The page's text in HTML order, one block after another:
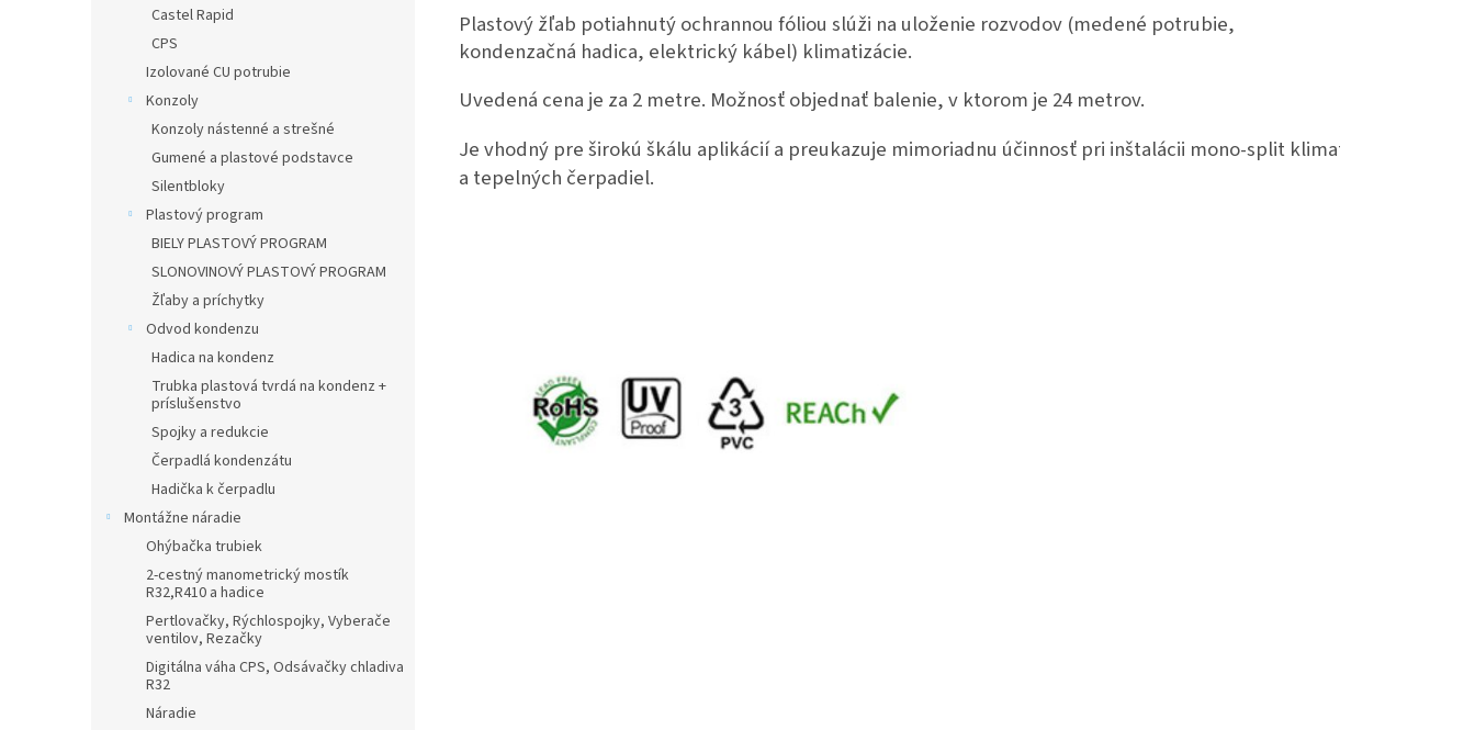
Castel Rapid
CPS
Izolované CU potrubie
Konzoly
Konzoly nástenné a strešné
Gumené a plastové podstavce
Silentbloky
Plastový program
BIELY PLASTOVÝ PROGRAM
SLONOVINOVÝ PLASTOVÝ PROGRAM
Žľaby a príchytky
Odvod kondenzu
Hadica na kondenz
Trubka plastová tvrdá na kondenz +
príslušenstvo
Spojky a redukcie
Čerpadlá kondenzátu
Hadička k čerpadlu
Montážne náradie
Ohýbačka trubiek
2-cestný manometrický mostík
R32,R410 a hadice
Pertlovačky, Rýchlospojky, Vyberače
ventilov, Rezačky
Digitálna váha CPS, Odsávačky chladiva
R32
Náradie
Plastový žľab potiahnutý ochrannou fóliou slúži na uloženie rozvodov (medené potrubie,
kondenzačná hadica, elektrický kábel) klimatizácie.
Uvedená cena je za 2 metre. Možnosť objednať balenie, v ktorom je 24 metrov.
Je vhodný pre širokú škálu aplikácií a preukazuje mimoriadnu účinnosť pri inštalácii mono-split klimatizačných
a tepelných čerpadiel.